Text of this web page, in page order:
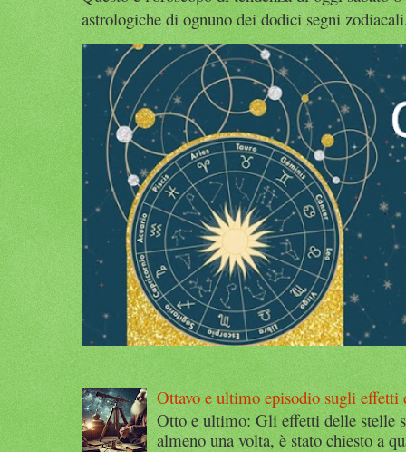
astrologiche di ognuno dei dodici segni
Ottavo e ultimo episodio sugli effetti
Otto e ultimo: Gli effetti delle stelle
almeno una volta, è stato chiesto a